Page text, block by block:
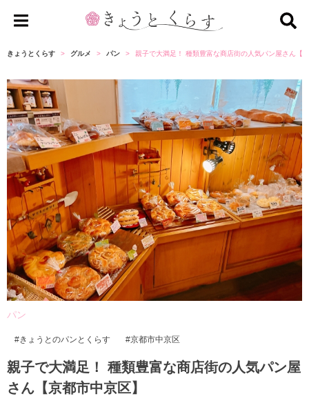
ょ
ら
す
きょうとくらす グルメ パン 親子で大満足！ 種類豊富な商店街の人気パン屋さん【
パン
きょうとのパンとくらす 京都市中京区
親子で大満足！ 種類豊富な商店街の人気パン屋
さん【京都市中京区】